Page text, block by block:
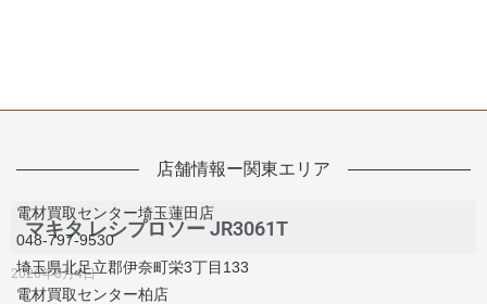
マキタ レシプロソー JR3061T
2026年8月4日
店舗情報ー関東エリア
電材買取センター埼玉蓮田店
048-797-9530
埼玉県北足立郡伊奈町栄3丁目133
電材買取センター柏店